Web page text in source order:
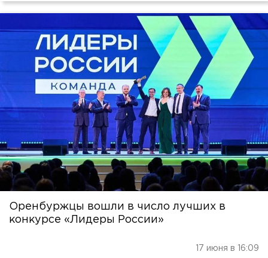
Оренбуржцы вошли в число лучших в
конкурсе «Лидеры России»
17 июня в 16:09